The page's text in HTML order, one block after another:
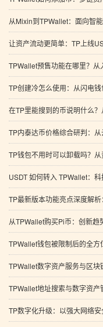
从Mixin到TPWallet：面向智
让资产流动更简单：TP上线USDT
TPWallet预售功能在哪里？从
TP创建冷怎么使用：从闪电钱包到全球化支
在TP里能搜到的币说明什么
TP内泰达币价格综合研判：
TP钱包不用时可以卸载吗？从资产
USDT 如何转入 TPWallet：
TP最新版本功能亮点深度解析：以确定
从TPWallet购买Pi币：创新
TPWallet钱包被限制后的全
TPWallet数字资产服务与区块链
TPWallet地址搜索与数字资
TP数字化升级：以强大网络安